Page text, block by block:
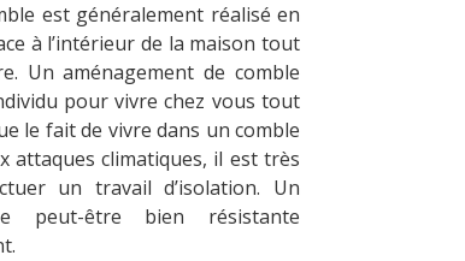
est généralement réalisé en
à l’intérieur de la maison tout
Un aménagement de comble
pour vivre chez vous tout
le fait de vivre dans un comble
climatiques, il est très
un travail d’isolation. Un
peut-être bien résistante